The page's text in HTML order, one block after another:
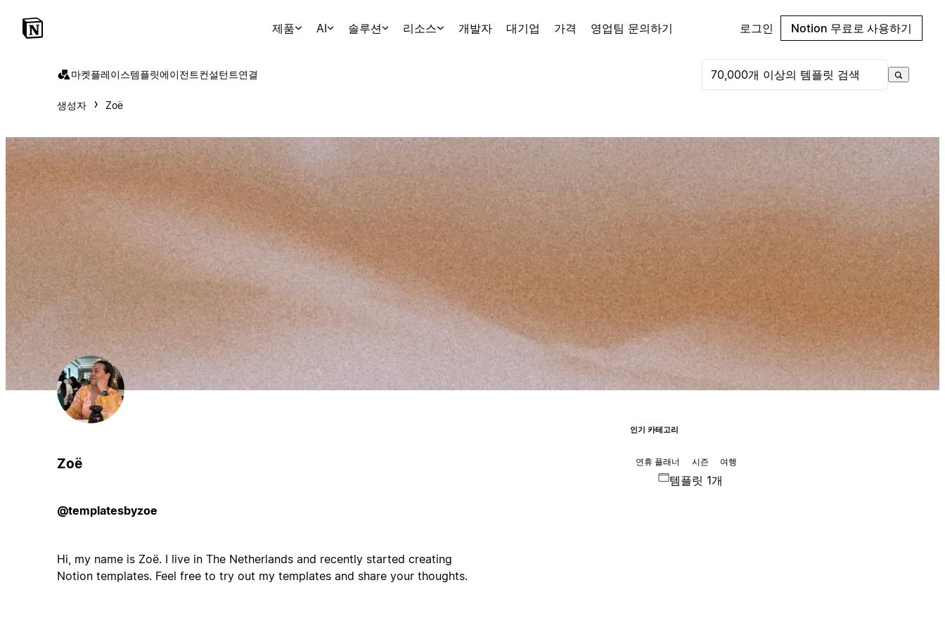
제품 AI 솔루션 리소스 개발자 대기업 가격 영업팀 문의하기 로그인 Notion 무료로 사용하기
마켓플레이스템플릿에이전트컨설턴트연결
생성자 Zoë
Zoë
@templatesbyzoe
Hi, my name is Zoë. I live in The Netherlands and recently started creating
Notion templates. Feel free to try out my templates and share your thoughts.
인기 카테고리
연휴 플래너 시즌 여행
템플릿 1개